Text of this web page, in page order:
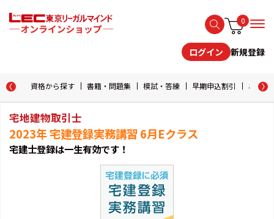
0
ログイン 新規登録
資格から探す 書籍・問題集 模試・答練 早期申込割引 おため
宅地建物取引士
2023年 宅建登録実務講習 6月Eクラス
宅建士登録は一生有効です！